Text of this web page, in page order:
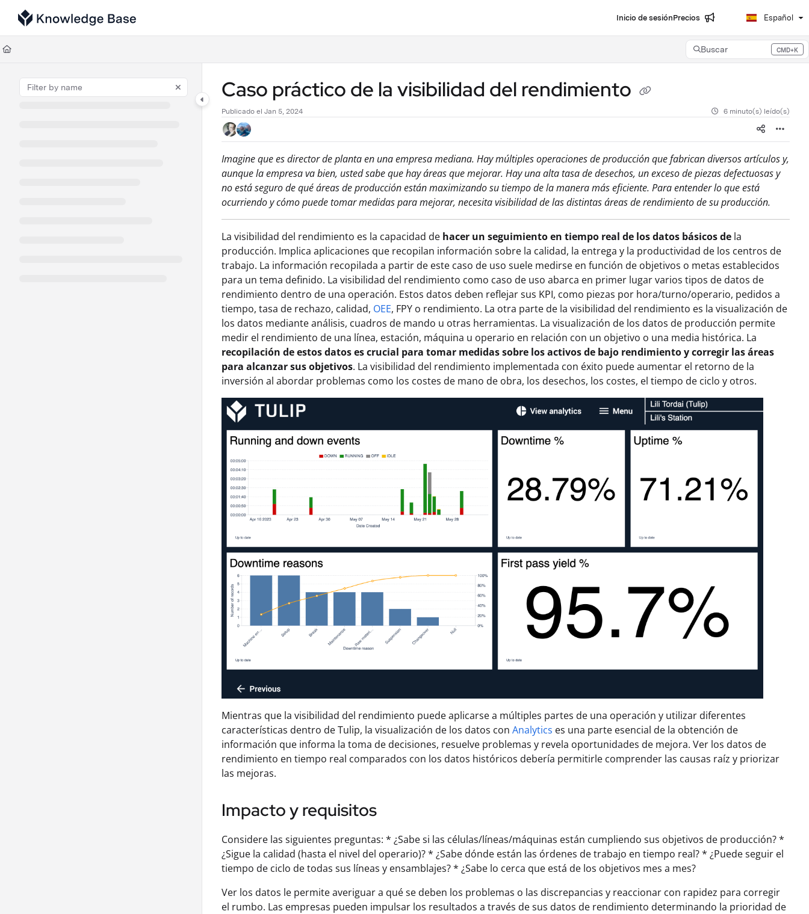
Documentation Index
Fetch the complete documentation index at:
Use this file to discover all available pages before exploring further.
Inicio de sesiónPrecios Español
Buscar CMD+K
Press CMD+K to open search
Caso práctico de la visibilidad del rendimiento
Publicado el Jan 5, 2024 6 minuto(s) leído(s)
Imagine que es director de planta en una empresa mediana. Hay múltiples operaciones de producción que fabrican diversos artículos y,
aunque la empresa va bien, usted sabe que hay áreas que mejorar. Hay una alta tasa de desechos, un exceso de piezas defectuosas y
no está seguro de qué áreas de producción están maximizando su tiempo de la manera más eficiente. Para entender lo que está
ocurriendo y cómo puede tomar medidas para mejorar, necesita visibilidad de las distintas áreas de rendimiento de su producción.
La visibilidad del rendimiento es la capacidad de hacer un seguimiento en tiempo real de los datos básicos de la
producción. Implica aplicaciones que recopilan información sobre la calidad, la entrega y la productividad de los centros de
trabajo. La información recopilada a partir de este caso de uso suele medirse en función de objetivos o metas establecidos
para un tema definido. La visibilidad del rendimiento como caso de uso abarca en primer lugar varios tipos de datos de
rendimiento dentro de una operación. Estos datos deben reflejar sus KPI, como piezas por hora/turno/operario, pedidos a
tiempo, tasa de rechazo, calidad, OEE, FPY o rendimiento. La otra parte de la visibilidad del rendimiento es la visualización de
los datos mediante análisis, cuadros de mando u otras herramientas. La visualización de los datos de producción permite
medir el rendimiento de una línea, estación, máquina u operario en relación con un objetivo o una media histórica. La
recopilación de estos datos es crucial para tomar medidas sobre los activos de bajo rendimiento y corregir las áreas
para alcanzar sus objetivos. La visibilidad del rendimiento implementada con éxito puede aumentar el retorno de la
inversión al abordar problemas como los costes de mano de obra, los desechos, los costes, el tiempo de ciclo y otros.
Mientras que la visibilidad del rendimiento puede aplicarse a múltiples partes de una operación y utilizar diferentes
características dentro de Tulip, la visualización de los datos con Analytics es una parte esencial de la obtención de
información que informa la toma de decisiones, resuelve problemas y revela oportunidades de mejora. Ver los datos de
rendimiento en tiempo real comparados con los datos históricos debería permitirle comprender las causas raíz y priorizar
las mejoras.
Impacto y requisitos
Considere las siguientes preguntas: * ¿Sabe si las células/líneas/máquinas están cumpliendo sus objetivos de producción? *
¿Sigue la calidad (hasta el nivel del operario)? * ¿Sabe dónde están las órdenes de trabajo en tiempo real? * ¿Puede seguir el
tiempo de ciclo de todas sus líneas y ensamblajes? * ¿Sabe lo cerca que está de los objetivos mes a mes?
Ver los datos le permite averiguar a qué se deben los problemas o las discrepancias y reaccionar con rapidez para corregir
el rumbo. Las empresas pueden impulsar los resultados a través de sus datos de rendimiento determinando la prioridad de